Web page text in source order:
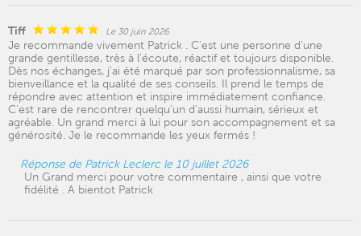
Tiff Le 30 juin 2026
Je recommande vivement Patrick . C'est une personne d'une
grande gentillesse, très à l'écoute, réactif et toujours disponible.
Dès nos échanges, j'ai été marqué par son professionnalisme, sa
bienveillance et la qualité de ses conseils. Il prend le temps de
répondre avec attention et inspire immédiatement confiance.
C'est rare de rencontrer quelqu'un d'aussi humain, sérieux et
agréable. Un grand merci à lui pour son accompagnement et sa
générosité. Je le recommande les yeux fermés !
Réponse de Patrick Leclerc le 10 juillet 2026
Un Grand merci pour votre commentaire , ainsi que votre
fidélité . A bientot Patrick